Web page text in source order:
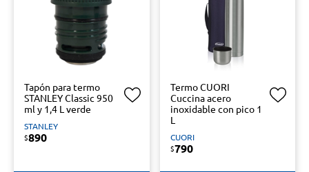
Tapón para termo
STANLEY Classic 950
ml y 1,4 L verde
STANLEY
$890
Termo CUORI
Cuccina acero
inoxidable con pico 1
L
CUORI
$790